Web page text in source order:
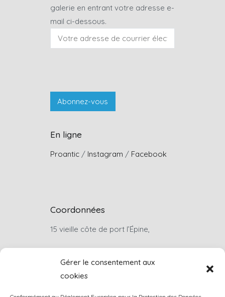
Gérer le consentement aux
cookies
galerie en entrant votre adresse e-
mail ci-dessous.
En ligne
Proantic / Instagram / Facebook
Coordonnées
15 vieille côte de port l’Épine,
Sur rendez-vous uniquement